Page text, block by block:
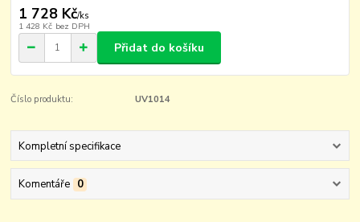
1 728 Kč/ks
1 428 Kč bez DPH
Přidat do košíku
Číslo produktu: UV1014
Kompletní specifikace
Komentáře 0